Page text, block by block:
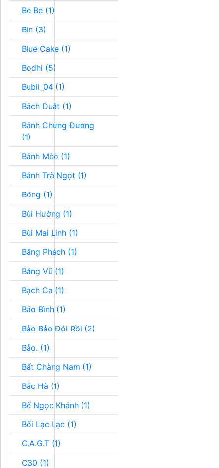
Be Be (1)
Bin (3)
Blue Cake (1)
Bodhi (5)
Bubii_04 (1)
Bách Duật (1)
Bánh Chưng Đường
(1)
Bánh Mèo (1)
Bánh Trà Ngọt (1)
Bông (1)
Bùi Hường (1)
Bùi Mai Linh (1)
Băng Phách (1)
Băng Vũ (1)
Bạch Ca (1)
Bảo Bình (1)
Bảo Bảo Đói Rồi (2)
Bảo. (1)
Bất Chàng Nam (1)
Bắc Hà (1)
Bế Ngọc Khánh (1)
Bối Lạc Lạc (1)
C.A.G.T (1)
C30 (1)